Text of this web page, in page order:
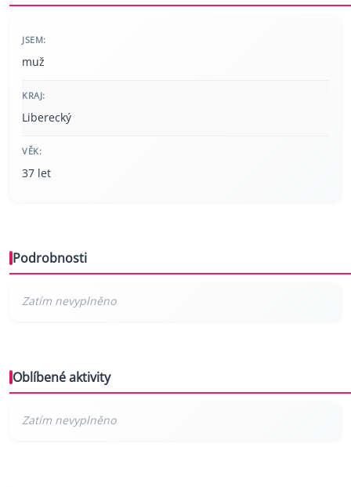
JSEM:
muž
KRAJ:
Liberecký
VĚK:
37 let
Podrobnosti
Oblíbené aktivity